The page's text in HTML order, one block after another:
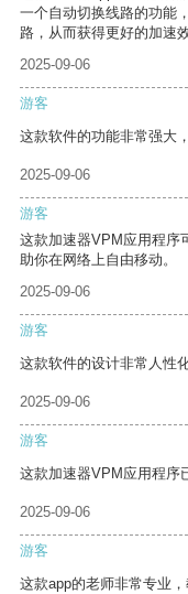
一个自动切换线路的功能
路，从而获得更好的加速效
2025-09-06
游客
这款软件的功能非常强大
2025-09-06
游客
这款加速器VPM应用程序
助你在网络上自由移动。
2025-09-06
游客
这款软件的设计非常人性
2025-09-06
游客
这款加速器VPM应用程序
2025-09-06
游客
这款app的老师非常专业